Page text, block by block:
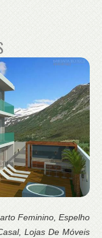
Feminino, Espelho
Lojas De Móveis